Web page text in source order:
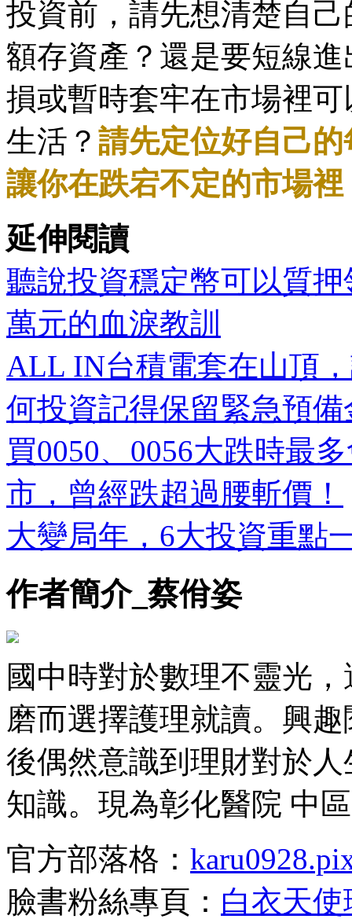
投資前，請先想清楚自
額存資產？還是要短線
損或暫時套牢在市場裡
生活？ 請先定位好自己
讓你在跌宕不定的市場
延伸閱讀
聽說投資穩定幣可以質
萬元的血淚教訓
ALL IN台積電套在山頂
何投資記得保留緊急預備
買0050、0056大跌時最
市，曾經跌超過腰斬價！
大變局年，6大投資重點
作者簡介_蔡佾姿
國中時對於數理不靈光
磨而選擇護理就讀。興
後偶然意識到理財對於
知識。現為彰化醫院 中
官方部落格：
臉書粉絲專頁： 白衣天